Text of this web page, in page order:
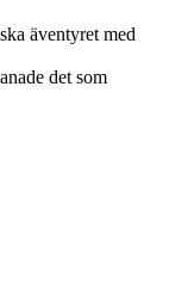
äventyret med
det som